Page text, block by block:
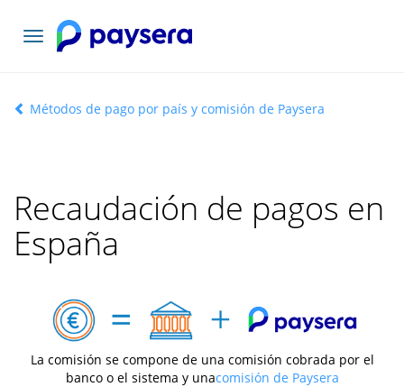
Toggle
navigation
Métodos de pago por país y comisión de Paysera
Recaudación de pagos en
España
La comisión se compone de una comisión cobrada por el
banco o el sistema y unacomisión de Paysera